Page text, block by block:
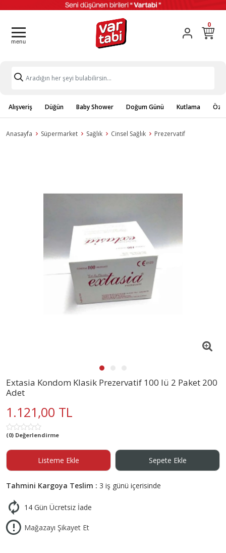
0
Alışveriş Düğün Baby Shower Doğum Günü Kutlama
Anasayfa Süpermarket Sağlık Cinsel Sağlık Prezervatif
Extasia Kondom Klasik Prezervatif 100 lü 2 Paket 200
Adet
1.121,00 TL
(0) Değerlendirme
Listeme Ekle Sepete Ekle
Tahmini Kargoya Teslim : 3 iş günü içerisinde
14 Gün Ücretsiz İade
Mağazayı Şikayet Et